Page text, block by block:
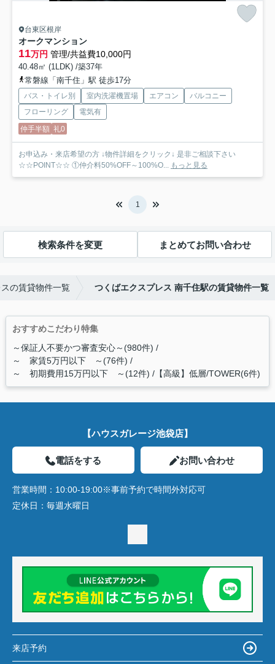
台東区根岸
オークマンション
11万円 管理/共益費10,000円
40.48㎡ (1LDK) /築37年
常磐線「南千住」駅 徒歩17分
バス・トイレ別 室内洗濯機置場 エアコン
バルコニー
フローリング
電気有
仲手半額 礼0
お申込み・来店希望の方 ↓物件詳細をクリック↓ 是非ご相談下さい
☆☆POINT☆☆ ①仲介料50%OFF～100%O... もっと見る
1
検索条件を変更 まとめてお問い合わせ
の賃貸物件一覧 つくばエクスプレス 南千住駅の賃貸物件一覧
おすすめこだわり特集
～保証人不要かつ審査安心～(980件)
～ 家賃5万円以下 ～(76件)
～ 初期費用15万円以下 ～(12件) 【高級】低層/TOWER(6件)
【ハウスガレージ池袋店】
電話をする お問い合わせ
営業時間： 10:00-19:00※事前予約で時間外対応可
定休日： 毎週水曜日
来店予約